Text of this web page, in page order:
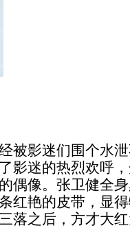
被影迷们围个水
影迷的热烈欢呼
偶像。张卫健全
红艳的皮带，显
之后，方才大红